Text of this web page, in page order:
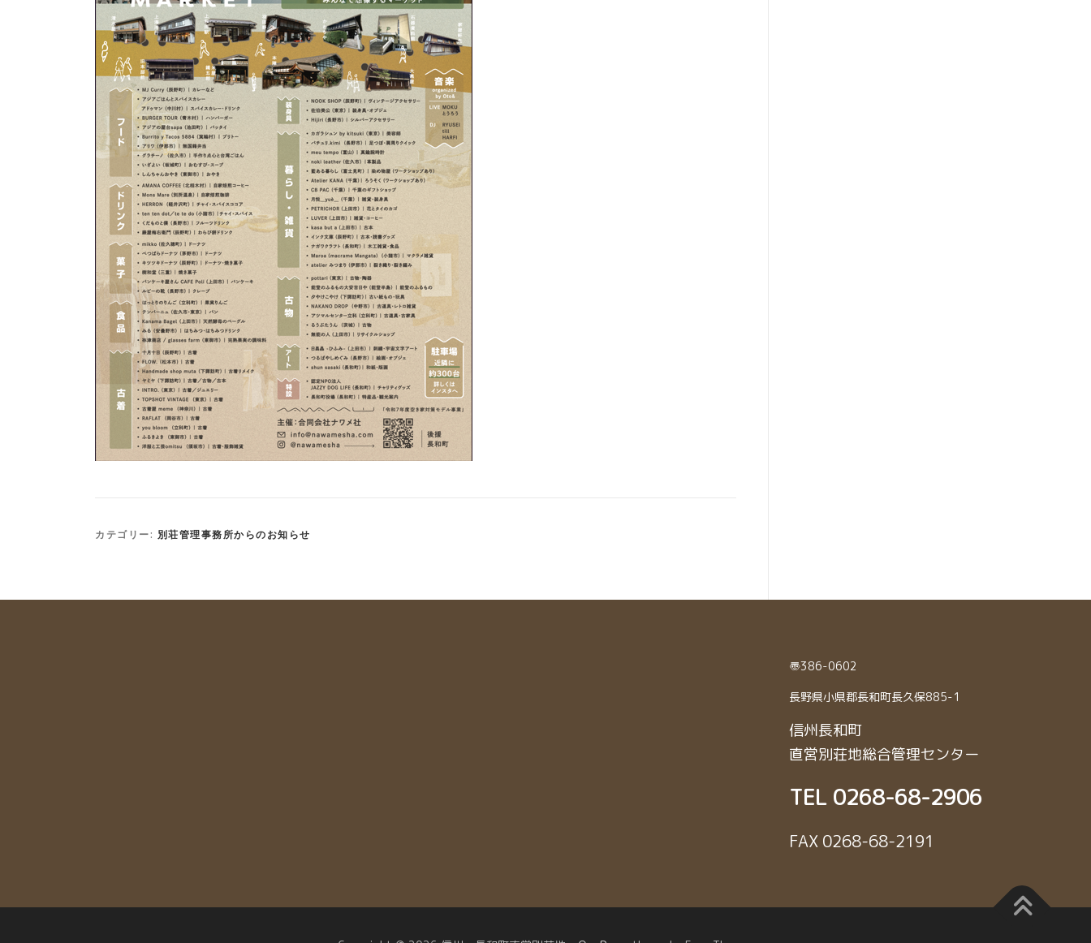
カテゴリー: 別荘管理事務所からのお知らせ
〠386-0602
長野県小県郡長和町長久保885-1
信州長和町
直営別荘地総合管理センター
TEL 0268-68-2906
FAX 0268-68-2191